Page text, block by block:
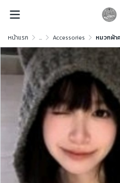
หน้าแรก ... Accessories หมวกผ้าคอนตอน สีเทา